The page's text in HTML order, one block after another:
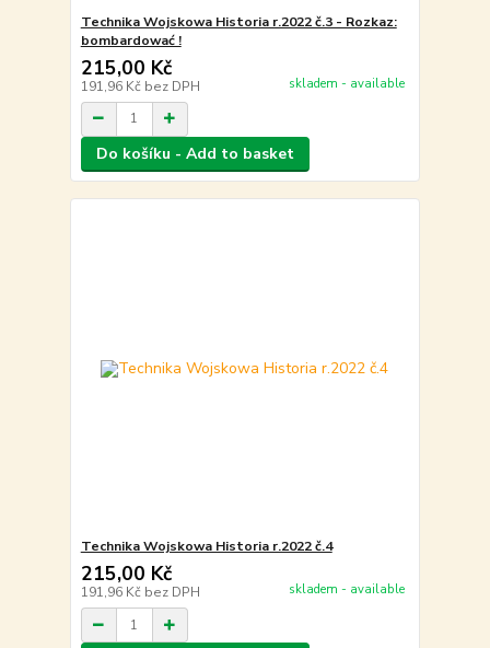
Technika Wojskowa Historia r.2022 č.3 - Rozkaz:
bombardować !
215,00 Kč
191,96 Kč bez DPH skladem - available
Do košíku - Add to basket
Technika Wojskowa Historia r.2022 č.4
215,00 Kč
191,96 Kč bez DPH skladem - available